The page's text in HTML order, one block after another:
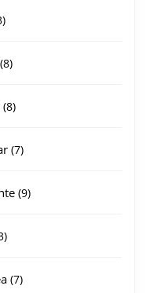
3
88
88
77
99
3
77